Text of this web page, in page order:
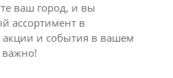
ваш город, и вы
ассортимент в
акции и события в вашем
важно!